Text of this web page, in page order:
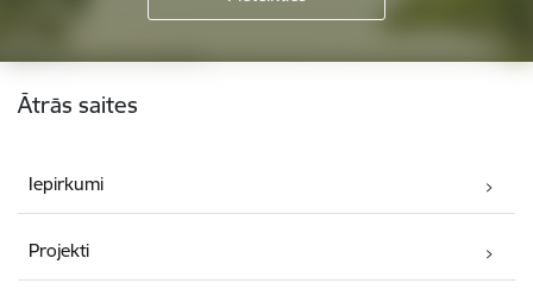
Kājene
Ātrās saites
Iepirkumi
Projekti